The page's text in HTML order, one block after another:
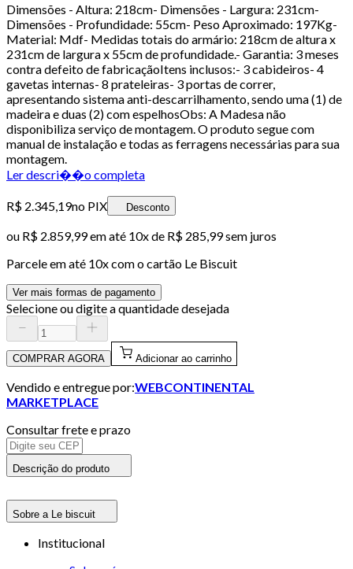
Dimensões - Altura: 218cm- Dimensões - Largura: 231cm-
Dimensões - Profundidade: 55cm- Peso Aproximado: 197Kg-
Material: Mdf- Medidas totais do armário: 218cm de altura x
231cm de largura x 55cm de profundidade.- Garantia: 3 meses
contra defeito de fabricaçãoItens inclusos:- 3 cabideiros- 4
gavetas internas- 8 prateleiras- 3 portas de correr,
apresentando sistema anti-descarrilhamento, sendo uma (1) de
madeira e duas (2) com espelhosObs: A Madesa não
disponibiliza serviço de montagem. O produto segue com
manual de instalação e todas as ferragens necessárias para sua
montagem.
Ler descri��o completa
R$ 2.345,19no PIX Desconto
ou R$ 2.859,99em até 10x de R$ 285,99 sem juros
Parcele em até 10x com o cartão Le Biscuit
Ver mais formas de pagamento
Selecione ou digite a quantidade desejada
COMPRAR AGORA Adicionar ao carrinho
Vendido e entregue por:WEBCONTINENTAL
MARKETPLACE
Consultar frete e prazo
Descrição do produto
Sobre a Le biscuit
Institucional